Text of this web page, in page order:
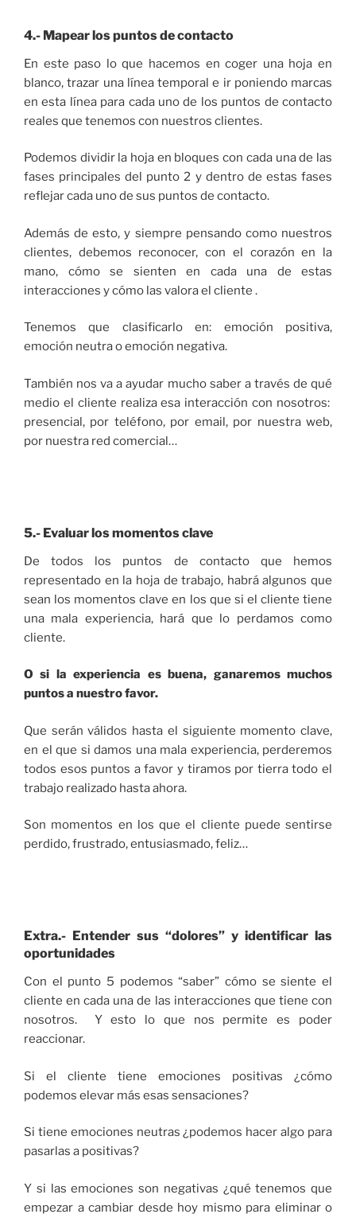
4.- Mapear los puntos de contacto
En este paso lo que hacemos en coger una hoja en
blanco, trazar una línea temporal e ir poniendo marcas
en esta línea para cada uno de los puntos de contacto
reales que tenemos con nuestros clientes.
Podemos dividir la hoja en bloques con cada una de las
fases principales del punto 2 y dentro de estas fases
reflejar cada uno de sus puntos de contacto.
Además de esto, y siempre pensando como nuestros
clientes, debemos reconocer, con el corazón en la
mano, cómo se sienten en cada una de estas
interacciones y cómo las valora el cliente .
Tenemos que clasificarlo en: emoción positiva,
emoción neutra o emoción negativa.
También nos va a ayudar mucho saber a través de qué
medio el cliente realiza esa interacción con nosotros:
presencial, por teléfono, por email, por nuestra web,
por nuestra red comercial…
5.- Evaluar los momentos clave
De todos los puntos de contacto que hemos
representado en la hoja de trabajo, habrá algunos que
sean los momentos clave en los que si el cliente tiene
una mala experiencia, hará que lo perdamos como
cliente.
O si la experiencia es buena, ganaremos muchos
puntos a nuestro favor.
Que serán válidos hasta el siguiente momento clave,
en el que si damos una mala experiencia, perderemos
todos esos puntos a favor y tiramos por tierra todo el
trabajo realizado hasta ahora.
Son momentos en los que el cliente puede sentirse
perdido, frustrado, entusiasmado, feliz…
Extra.- Entender sus “dolores” y identificar las
oportunidades
Con el punto 5 podemos “saber” cómo se siente el
cliente en cada una de las interacciones que tiene con
nosotros. Y esto lo que nos permite es poder
reaccionar.
Si el cliente tiene emociones positivas ¿cómo
podemos elevar más esas sensaciones?
Si tiene emociones neutras ¿podemos hacer algo para
pasarlas a positivas?
Y si las emociones son negativas ¿qué tenemos que
empezar a cambiar desde hoy mismo para eliminar o